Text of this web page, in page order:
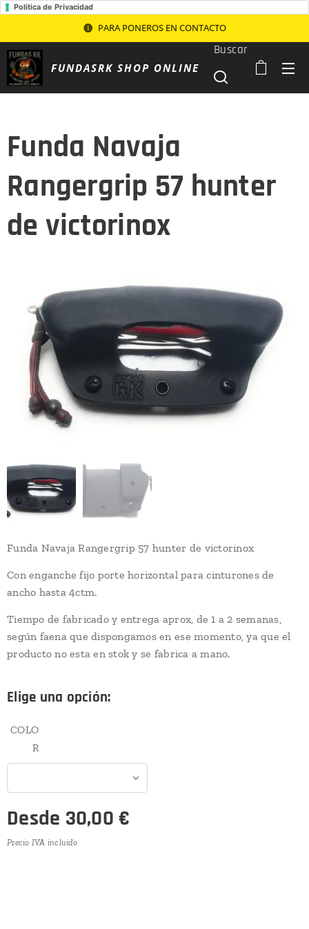
Política de Privacidad
PARA PONEROS EN CONTACTO
FUNDASRK SHOP ONLINE
Buscar
Funda Navaja
Rangergrip 57 hunter
de victorinox
Funda Navaja Rangergrip 57 hunter de victorinox
Con enganche fijo porte horizontal para cinturones de
ancho hasta 4ctm.
Tiempo de fabricado y entrega aprox, de 1 a 2 semanas,
según faena que dispongamos en ese momento, ya que el
producto no esta en stok y se fabrica a mano.
Elige una opción:
COLO
R
Desde 30,00 €
Precio IVA incluido